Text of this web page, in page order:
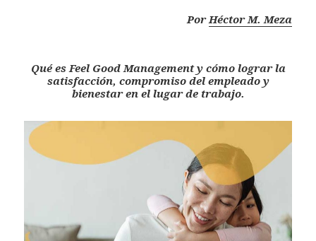
PorHéctor M. Meza
Qué es Feel Good Management y cómo lograr la
satisfacción, compromiso del empleado y
bienestar en el lugar de trabajo.